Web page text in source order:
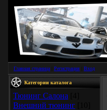
Главная страница Регистрация Вход
Категории каталога
Тюнинг Салона
Внешний тюнинг